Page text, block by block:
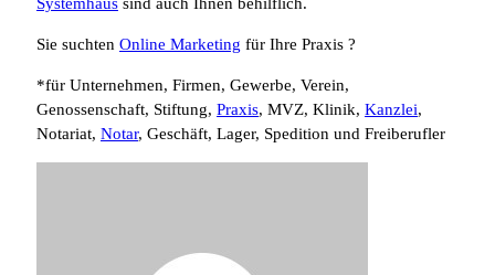
Sie suchten Online Marketing für Ihre Praxis ?
*für Unternehmen, Firmen, Gewerbe, Verein,
Genossenschaft, Stiftung, Praxis, MVZ, Klinik, Kanzlei,
Notariat, Notar, Geschäft, Lager, Spedition und Freiberufler